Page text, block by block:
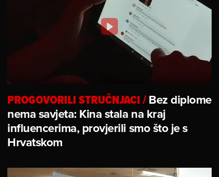
PROGOVORILI STRUČNJACI/Bez diplome
nema savjeta: Kina stala na kraj
influencerima, provjerili smo što je s
Hrvatskom